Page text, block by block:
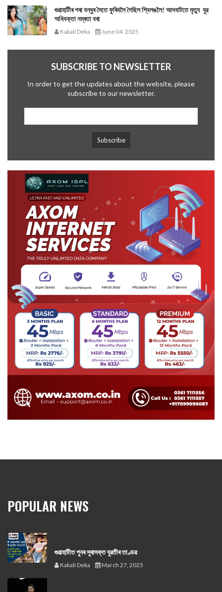
গুৱাহাটীৰ পৰা বন্ধুৰ সৈতে ফুৰিবলৈ গৈছিল শ্বিলঙলৈ! আদবাটতে মৃত্যু যুৱ
অধিবক্তা নম্ৰতা বৰা
Kakali Deka June 04, 2025
SUBSCRIBE TO NEWSLETTER
In order to get the updates about the website, please
subscribe to our newsletter.
POPULAR NEWS
গুৱাহাটীত পুনৰ সুৰাসক্ত যুৱতীৰ তাণ্ডৱ
Kakali Deka March 27, 2025